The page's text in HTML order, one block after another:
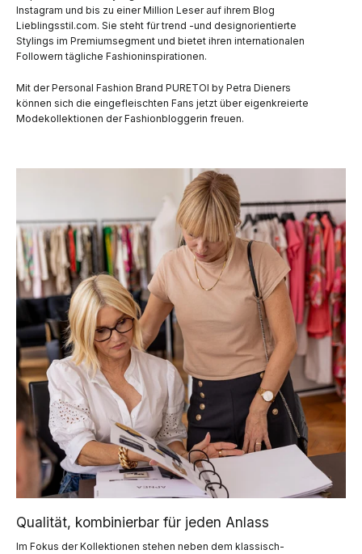
Instagram und bis zu einer Million Leser auf ihrem Blog
Lieblingsstil.com. Sie steht für trend -und designorientierte
Stylings im Premiumsegment und bietet ihren internationalen
Followern tägliche Fashioninspirationen.
Mit der Personal Fashion Brand PURETOI by Petra Dieners
können sich die eingefleischten Fans jetzt über eigenkreierte
Modekollektionen der Fashionbloggerin freuen.
Qualität, kombinierbar für jeden Anlass
Im Fokus der Kollektionen stehen neben dem klassisch-